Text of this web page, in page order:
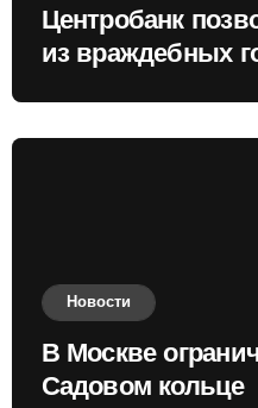
Центробанк
из враждебных
Новости
В Москве
Садовом кольце